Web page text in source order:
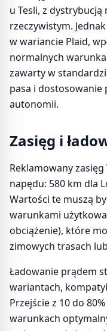
u Tesli, z
rzeczywistym.
w wariancie Plaid,
normalnych
zawarty w
pasa i dostosowanie
autonomii.
Zasięg i
Reklamowany
napędu: 580 km dla
Wartości te muszą
warunkami
obciążenie), które
zimowych trasach
Ładowanie prądem
wariantach,
Przejście z 10 do
warunkach